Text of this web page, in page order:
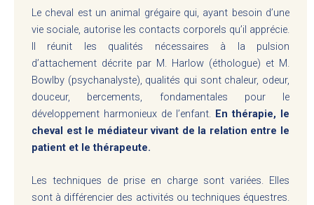
Le cheval est un animal grégaire qui, ayant besoin d’une
vie sociale, autorise les contacts corporels qu’il apprécie.
Il réunit les qualités nécessaires à la pulsion
d’attachement décrite par M. Harlow (éthologue) et M.
Bowlby (psychanalyste), qualités qui sont chaleur, odeur,
douceur, bercements, fondamentales pour le
développement harmonieux de l’enfant. En thérapie, le
cheval est le médiateur vivant de la relation entre le
patient et le thérapeute.
Les techniques de prise en charge sont variées. Elles
sont à différencier des activités ou techniques équestres.